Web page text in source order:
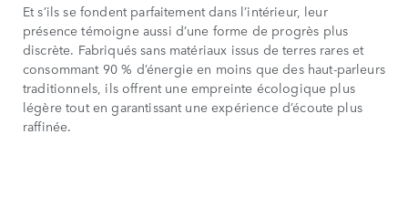
Et s’ils se fondent parfaitement dans l’intérieur, leur
présence témoigne aussi d’une forme de progrès plus
discrète. Fabriqués sans matériaux issus de terres rares et
consommant 90 % d’énergie en moins que des haut-parleurs
traditionnels, ils offrent une empreinte écologique plus
légère tout en garantissant une expérience d’écoute plus
raffinée.